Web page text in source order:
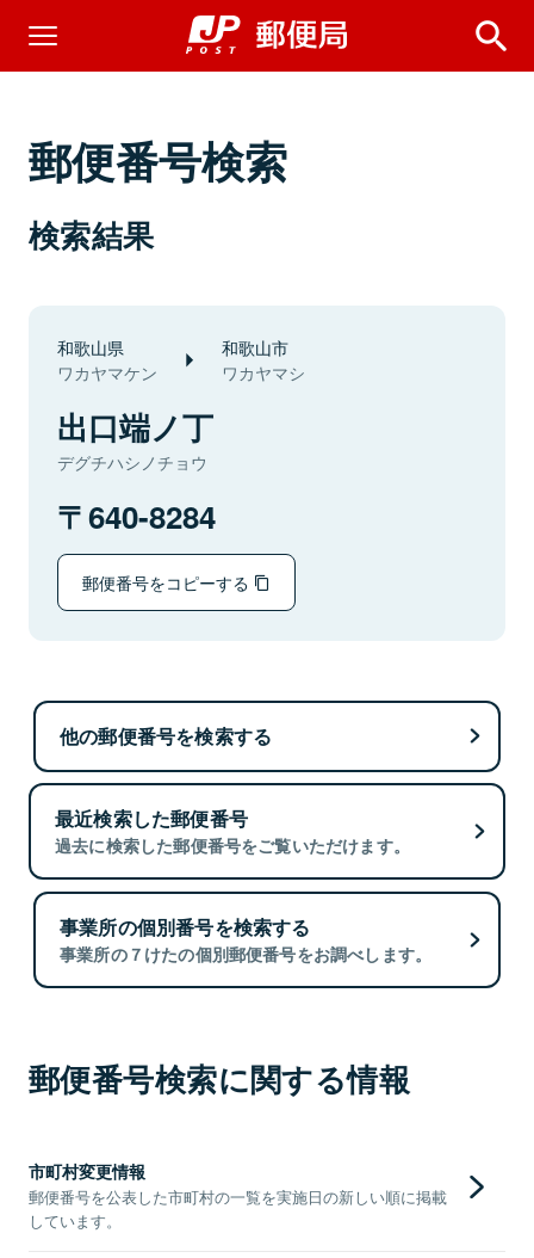
郵便番号検索
検索結果
和歌山県
ワカヤマケン
和歌山市
ワカヤマシ
出口端ノ丁
デグチハシノチョウ
640-8284
郵便番号をコピーする
他の郵便番号を検索する
最近検索した郵便番号
過去に検索した郵便番号をご覧いただけます。
事業所の個別番号を検索する
事業所の７けたの個別郵便番号をお調べします。
郵便番号検索に関する情報
市町村変更情報
郵便番号を公表した市町村の一覧を実施日の新しい順に掲載
しています。